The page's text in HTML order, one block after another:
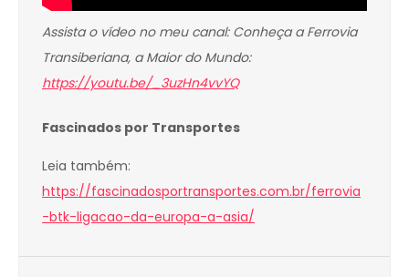
Assista o vídeo no meu canal: Conheça a Ferrovia
Transiberiana, a Maior do Mundo:
https://youtu.be/_3uzHn4vvYQ
Fascinados por Transportes
Leia também:
https://fascinadosportransportes.com.br/ferrovia
-btk-ligacao-da-europa-a-asia/